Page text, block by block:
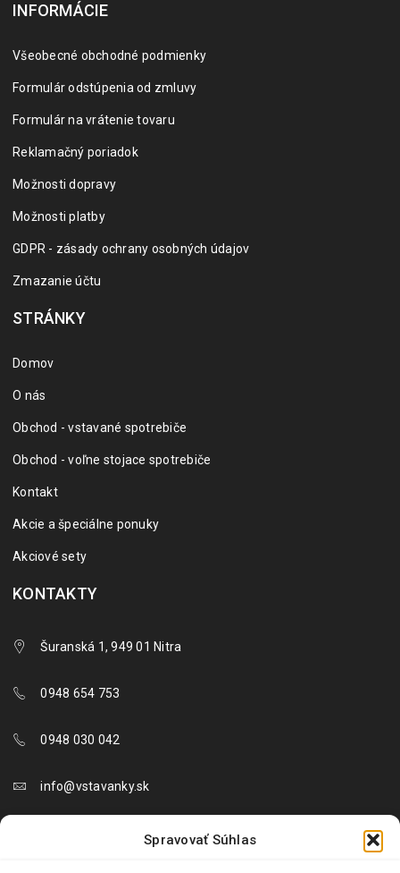
Spravovať Súhlas
INFORMÁCIE
Všeobecné obchodné podmienky
Formulár odstúpenia od zmluvy
Formulár na vrátenie tovaru
Reklamačný poriadok
Možnosti dopravy
Možnosti platby
GDPR - zásady ochrany osobných údajov
Zmazanie účtu
STRÁNKY
Domov
O nás
Obchod - vstavané spotrebiče
Obchod - voľne stojace spotrebiče
Kontakt
Akcie a špeciálne ponuky
Akciové sety
KONTAKTY
Šuranská 1, 949 01 Nitra
0948 654 753
0948 030 042
info@vstavanky.sk
objednavky@vstavanky.sk